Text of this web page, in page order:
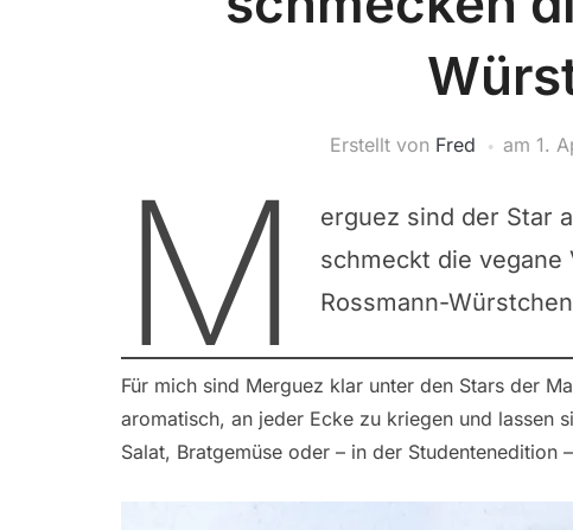
Erstellt von Fred am 1.
M
erguez sind der Star
schmeckt die vegane
Rossmann-
Für mich sind Merguez klar unter den Stars der
aromatisch, an jeder Ecke zu kriegen und lassen
Salat, Bratgemüse oder – in der Studentenedition